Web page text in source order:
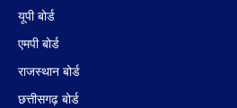
यूपी बोर्ड
एमपी बोर्ड
राजस्थान बोर्ड
छत्तीसगढ़ बोर्ड